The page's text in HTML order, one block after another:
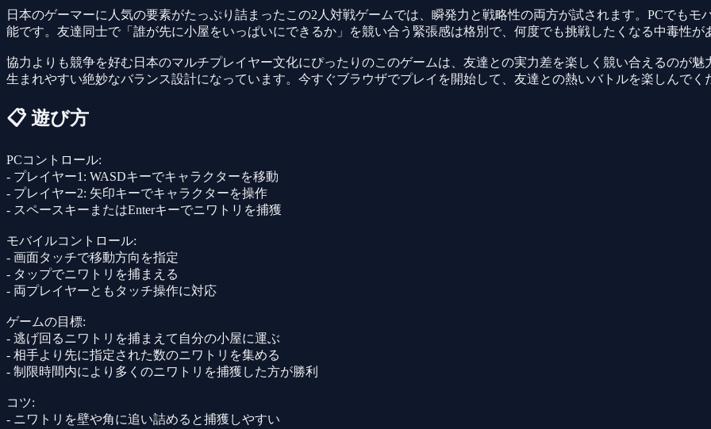
日本のゲーマーに人気の要素がたっぷり詰まったこの2人対戦ゲームでは、瞬発力と戦略性の両方が試されます。PCでも
能です。友達同士で「誰が先に小屋をいっぱいにできるか」を競い合う緊張感は格別で、何度でも挑戦したくなる中毒性が
協力よりも競争を好む日本のマルチプレイヤー文化にぴったりのこのゲームは、友達との実力差を楽しく競い合えるのが
生まれやすい絶妙なバランス設計になっています。今すぐブラウザでプレイを開始して、友達との熱いバトルを楽しんでく
📋 遊び方
PCコントロール:
- プレイヤー1: WASDキーでキャラクターを移動
- プレイヤー2: 矢印キーでキャラクターを操作
- スペースキーまたはEnterキーでニワトリを捕獲
モバイルコントロール:
- 画面タッチで移動方向を指定
- タップでニワトリを捕まえる
- 両プレイヤーともタッチ操作に対応
ゲームの目標:
- 逃げ回るニワトリを捕まえて自分の小屋に運ぶ
- 相手より先に指定された数のニワトリを集める
- 制限時間内により多くのニワトリを捕獲した方が勝利
コツ:
- ニワトリを壁や角に追い詰めると捕獲しやすい